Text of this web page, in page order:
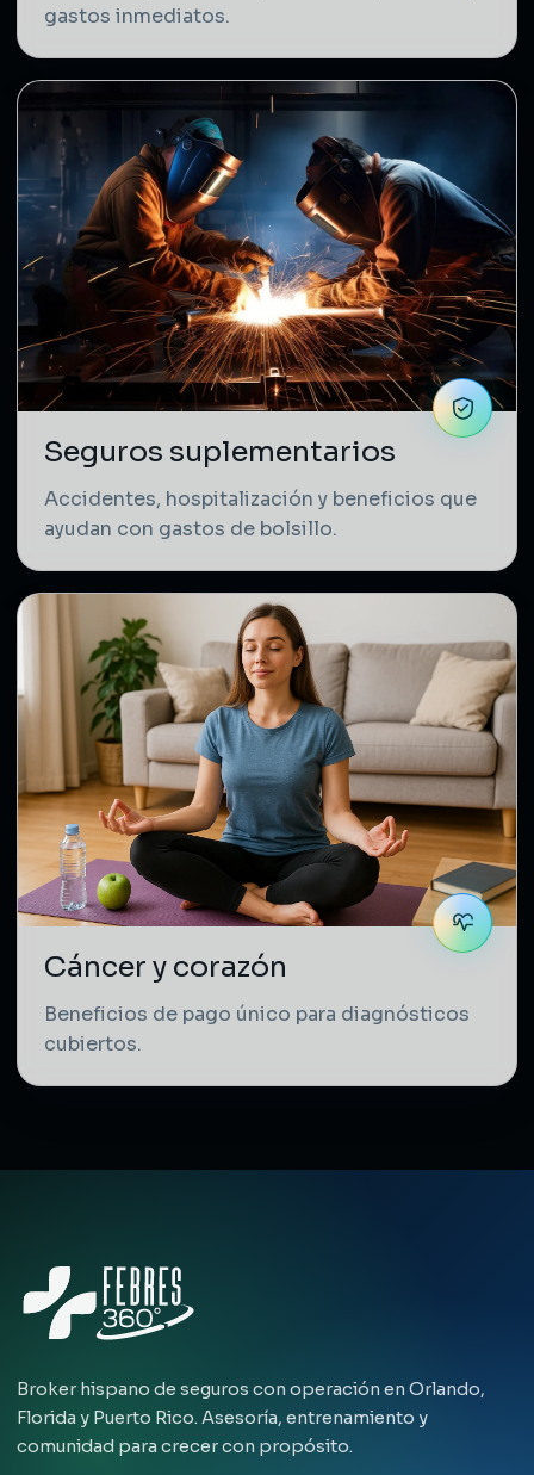
gastos inmediatos.
Seguros suplementarios
Accidentes, hospitalización y beneficios que
ayudan con gastos de bolsillo.
Cáncer y corazón
Beneficios de pago único para diagnósticos
cubiertos.
Broker hispano de seguros con operación en Orlando,
Florida y Puerto Rico. Asesoría, entrenamiento y
comunidad para crecer con propósito.